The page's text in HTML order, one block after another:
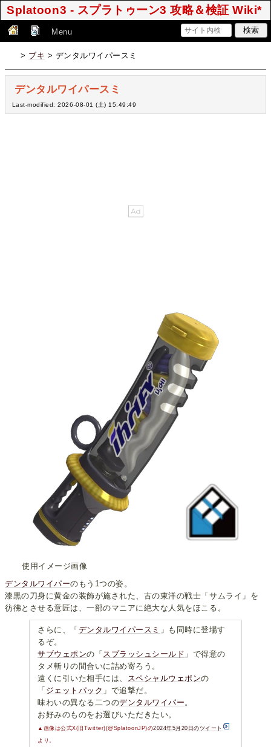
Splatoon3 - スプラトゥーン3 攻略＆検証 Wiki*
Menu
> ブキ > デンタルワイパースミ
デンタルワイパースミ
Last-modified: 2026-08-01 (土) 15:49:49
使用イメージ画像
デンタルワイパーのもう1つの姿。
漆黒の刀身に黄金の装飾が施された、古の東洋の戦士「サムライ」を
彷彿とさせる意匠は、一部のマニアに絶大な人気をほこる。
さらに、「 デンタルワイパースミ 」も同時に登場す
るぞ。
サブウェポンの「 スプラッシュシールド 」で得意の
タメ斬りの間合いに詰め寄ろう。
遠くに引いた相手には、 スペシャルウェポンの
「 ジェットパック 」で追撃だ。
味わいの異なる二つのデンタルワイパー。
お好みのものをお選びいただきたい。
▲画像は公式X(旧Twitter)(@SplatoonJP)の2024年5月20日のツイート
より。